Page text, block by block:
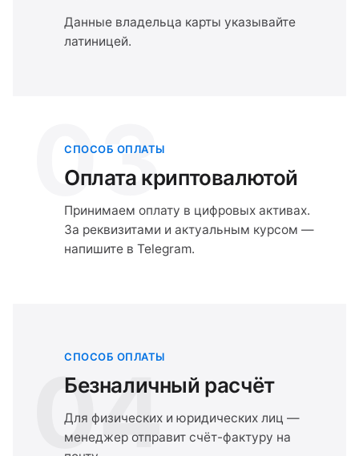
Данные владельца карты указывайте
латиницей.
03
СПОСОБ ОПЛАТЫ
Оплата криптовалютой
Принимаем оплату в цифровых активах.
За реквизитами и актуальным курсом —
напишите в Telegram.
04
СПОСОБ ОПЛАТЫ
Безналичный расчёт
Для физических и юридических лиц —
менеджер отправит счёт-фактуру на